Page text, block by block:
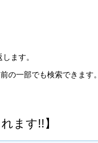
ます。
の一部でも検索できます。
ます!!】